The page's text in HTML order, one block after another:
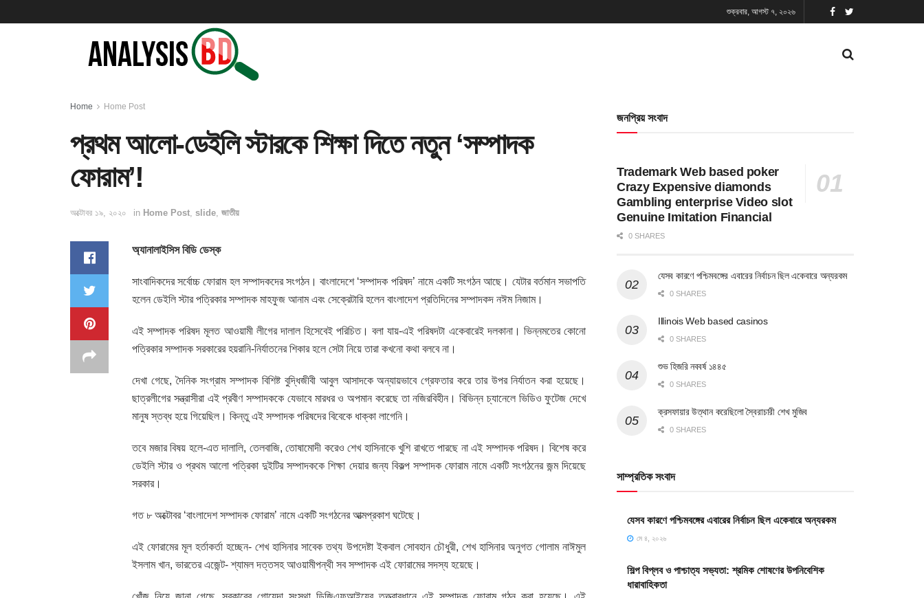
শুক্রবার, আগস্ট ৭, ২০২৬
Home Home Post
প্রথম আলো-ডেইলি স্টারকে শিক্ষা দিতে নতুন ‘সম্পাদক
ফোরাম’!
অক্টোবর ১৯, ২০২০ in Home Post slide জাতীয়
অ্যানালাইসিস বিডি ডেস্ক
সাংবাদিকদের সর্বোচ্চ ফোরাম হল সম্পাদকদের সংগঠন। বাংলাদেশে ‘সম্পাদক পরিষদ’ নামে একটি সংগঠন আছে। যেটার বর্তমান সভাপতি
হলেন ডেইলি স্টার পত্রিকার সম্পাদক মাহফুজ আনাম এবং সেক্রেটারি হলেন বাংলাদেশ প্রতিদিনের সম্পাদকদ নঈম নিজাম।
এই সম্পাদক পরিষদ মূলত আওয়ামী লীগের দালাল হিসেবেই পরিচিত। বলা যায়-এই পরিষদটা একেবারেই দলকানা। ভিন্নমতের কোনো
পত্রিকার সম্পাদক সরকারের হয়রানি-নির্যাতনের শিকার হলে সেটা নিয়ে তারা কখনো কথা বলবে না।
দেখা গেছে, দৈনিক সংগ্রাম সম্পাদক বিশিষ্ট বুদ্ধিজীবী আবুল আসাদকে অন্যায়ভাবে গ্রেফতার করে তার উপর নির্যাতন করা হয়েছে।
ছাত্রলীগের সন্ত্রাসীরা এই প্রবীণ সম্পাদককে যেভাবে মারধর ও অপমান করেছে তা নজিরবিহীন। বিভিন্ন চ্যানেলে ভিডিও ফুটেজ দেখে
মানুষ স্তব্ধ হয়ে গিয়েছিল। কিন্তু এই সম্পাদক পরিষদের বিবেকে ধাক্কা লাগেনি।
তবে মজার বিষয় হলে-এত দালালি, তেলবাজি, তোষামোদী করেও শেখ হাসিনাকে খুশি রাখতে পারছে না এই সম্পাদক পরিষদ। বিশেষ করে
ডেইলি স্টার ও প্রথম আলো পত্রিকা দুইটির সম্পাদককে শিক্ষা দেয়ার জন্য বিকল্প সম্পাদক ফোরাম নামে একটি সংগঠনের জন্ম দিয়েছে
সরকার।
গত ৮ অক্টোবর ‘বাংলাদেশ সম্পাদক ফোরাম’ নামে একটি সংগঠনের আত্মপ্রকাশ ঘটেছে।
এই ফোরামের মূল হর্তাকর্তা হচ্ছেন- শেখ হাসিনার সাবেক তথ্য উপদেষ্টা ইকবাল সোবহান চৌধুরী, শেখ হাসিনার অনুগত গোলাম নাঈমুল
ইসলাম খান, ভারতের এজেন্ট- শ্যামল দত্তসহ আওয়ামীপন্থী সব সম্পাদক এই ফোরামের সদস্য হয়েছে।
জনপ্রিয় সংবাদ
Trademark Web based poker
Crazy Expensive diamonds
Gambling enterprise Video slot
Genuine Imitation Financial
0 SHARES
যেসব কারণে পশ্চিমবঙ্গের এবারের নির্বাচন ছিল একেবারে অন্যরকম
0 SHARES
Illinois Web based casinos
0 SHARES
শুভ হিজরি নববর্ষ ১৪৪৫
0 SHARES
ক্রসফায়ার উত্থান করেছিলো স্বৈরাচারী শেখ মুজিব
0 SHARES
সাম্প্রতিক সংবাদ
যেসব কারণে পশ্চিমবঙ্গের এবারের নির্বাচন ছিল একেবারে অন্যরকম
মে ৪, ২০২৬
শিল্প বিপ্লব ও পাশ্চাত্য সভ্যতা: শ্রমিক শোষণের উপনিবেশিক
ধারাবাহিকতা